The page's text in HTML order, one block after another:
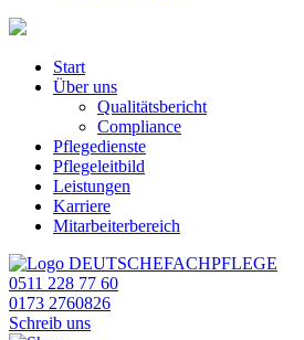
Start
Über uns
Qualitätsbericht
Compliance
Pflegedienste
Pflegeleitbild
Leistungen
Karriere
Mitarbeiterbereich
0511 228 77 60
0173 2760826
Schreib uns